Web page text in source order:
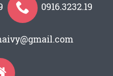
0916.3232.19